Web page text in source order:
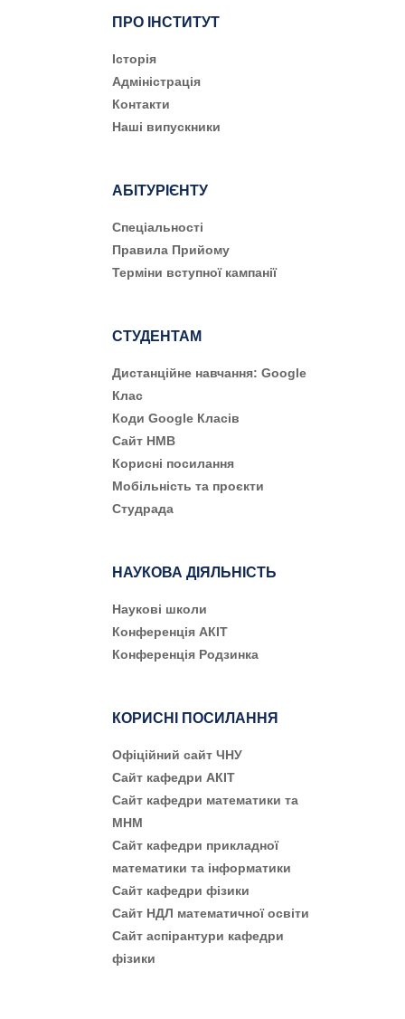
ПРО ІНСТИТУТ
Історія
Адміністрація
Контакти
Наші випускники
АБІТУРІЄНТУ
Cпеціальності
Правила Прийому
Терміни вступної кампанії
СТУДЕНТАМ
Дистанційне навчання: Google
Клас
Коди Google Класів
Сайт НМВ
Корисні посилання
Мобільність та проєкти
Студрада
НАУКОВА ДІЯЛЬНІСТЬ
Наукові школи
Конференція АКІТ
Конференція Родзинка
КОРИСНІ ПОСИЛАННЯ
Офіційний сайт ЧНУ
Сайт кафедри АКІТ
Сайт кафедри математики та
МНМ
Сайт кафедри прикладної
математики та інформатики
Сайт кафедри фізики
Сайт НДЛ математичної освіти
Сайт аспірантури кафедри
фізики